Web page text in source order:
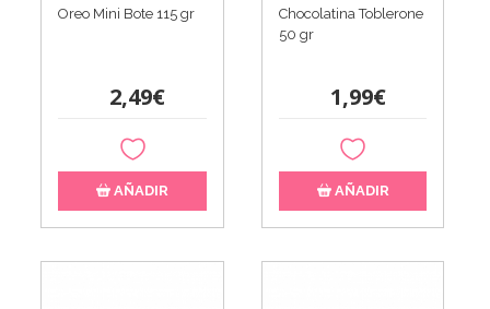
Oreo Mini Bote 115 gr
2,49€
AÑADIR
Chocolatina Toblerone
50 gr
1,99€
AÑADIR